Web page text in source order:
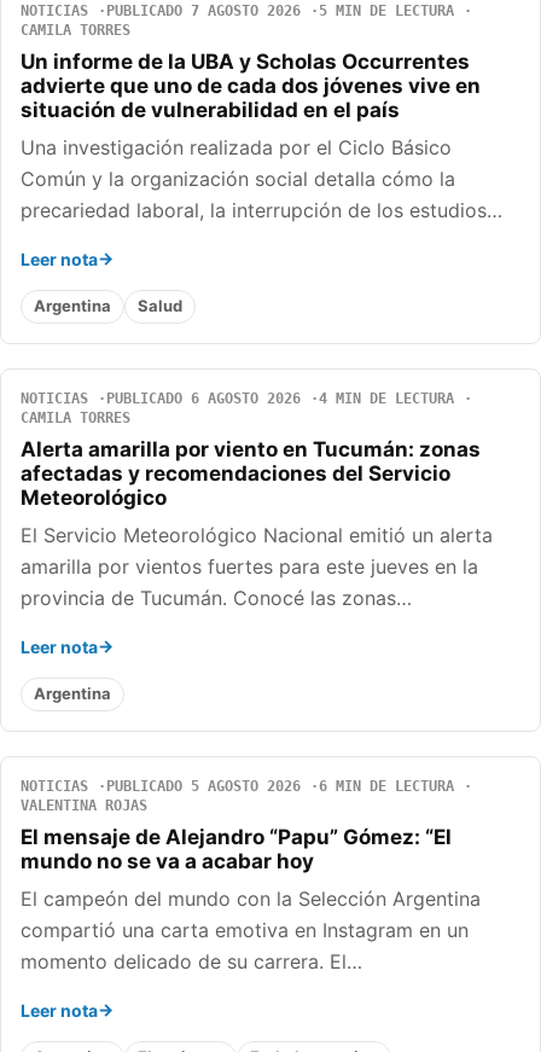
NOTICIAS PUBLICADO 7 AGOSTO 2026
5 MIN DE LECTURA
CAMILA TORRES
Un informe de la UBA y Scholas Occurrentes
advierte que uno de cada dos jóvenes vive en
situación de vulnerabilidad en el país
Una investigación realizada por el Ciclo Básico
Común y la organización social detalla cómo la
precariedad laboral, la interrupción de los estudios…
Leer nota
Argentina Salud
NOTICIAS PUBLICADO 6 AGOSTO 2026
4 MIN DE LECTURA
CAMILA TORRES
Alerta amarilla por viento en Tucumán: zonas
afectadas y recomendaciones del Servicio
Meteorológico
El Servicio Meteorológico Nacional emitió un alerta
amarilla por vientos fuertes para este jueves en la
provincia de Tucumán. Conocé las zonas…
Leer nota
Argentina
NOTICIAS PUBLICADO 5 AGOSTO 2026
6 MIN DE LECTURA
VALENTINA ROJAS
El mensaje de Alejandro “Papu” Gómez: “El
mundo no se va a acabar hoy
El campeón del mundo con la Selección Argentina
compartió una carta emotiva en Instagram en un
momento delicado de su carrera. El…
Leer nota